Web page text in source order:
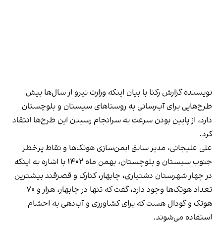
نویسنده گزارش رکنا با بیان اینکه وزارت نیرو از سال‌ها پیش
طرح‌هایی برای آب‌رسانی به روستاهای سیستان و بلوچستان
دارد، از پایین بودن سرعت به سرانجام رسیدن این طرح‌ها انتقاد
کرد.
علی علیجانی، مدیر سابق ایمن‌سازی هوتک‌ها و نقاط پر‌خطر
جنوب سیستان و بلوچستان، بهمن ماه ۱۴۰۲ با اشاره به اینکه
در چهار شهرستان دشتیاری، چابهار، کنارک و قصرقند بیشترین
تعداد هوتک‌ها وجود دارد،گفت
که تنها در چابهار، هزار و ۷۰
هوتک و گودال هست که برای کشاورزی و آب‌دهی به احشام
استفاده می‌شوند.